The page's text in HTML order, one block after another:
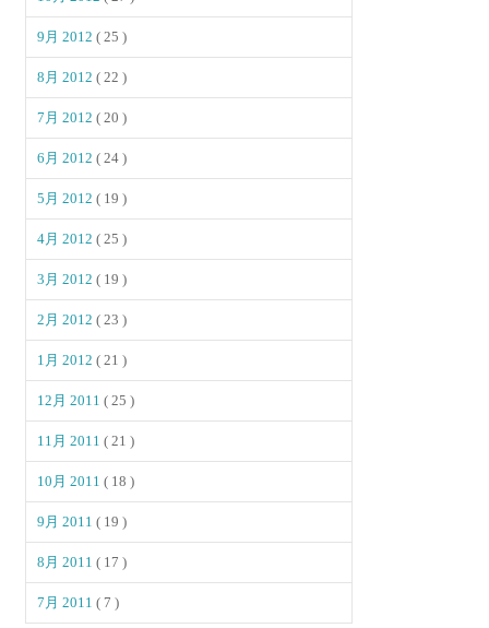
9月 2012( 25 )
8月 2012( 22 )
7月 2012( 20 )
6月 2012( 24 )
5月 2012( 19 )
4月 2012( 25 )
3月 2012( 19 )
2月 2012( 23 )
1月 2012( 21 )
12月 2011( 25 )
11月 2011( 21 )
10月 2011( 18 )
9月 2011( 19 )
8月 2011( 17 )
7月 2011( 7 )